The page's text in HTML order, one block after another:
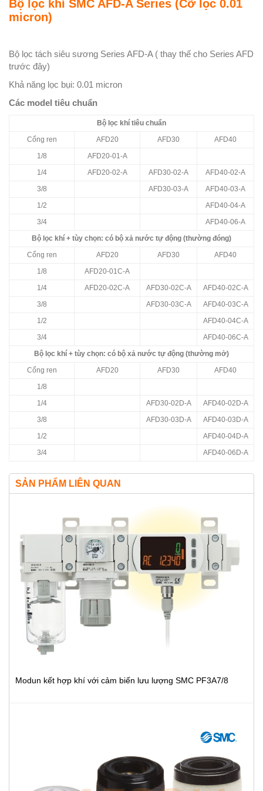
Bộ lọc khí SMC AFD-A Series (Cỡ lọc 0.01
micron)
Bộ lọc tách siêu sương Series AFD-A ( thay thế cho Series AFD
trước đây)
Khả năng lọc bụi: 0.01 micron
Các model tiêu chuẩn
Bộ lọc khí tiêu chuẩn
Cổng ren
AFD20 AFD30
AFD40
1/8
AFD20-01-A
1/4
AFD20-02-A AFD30-02-A
AFD40-02-A
3/8
AFD30-03-A
AFD40-03-A
1/2
AFD40-04-A
3/4
AFD40-06-A
Bộ lọc khí + tùy chọn: có bộ xả nước tự động (thường đóng)
Cổng ren
AFD20 AFD30
AFD40
1/8
AFD20-01C-A
1/4
AFD20-02C-A AFD30-02C-A
AFD40-02C-A
3/8
AFD30-03C-A
AFD40-03C-A
1/2
AFD40-04C-A
3/4
AFD40-06C-A
Bộ lọc khí + tùy chọn: có bộ xả nước tự động (thường mở)
Cổng ren
AFD20 AFD30
AFD40
1/8
1/4
AFD30-02D-A
AFD40-02D-A
3/8
AFD30-03D-A
AFD40-03D-A
1/2
AFD40-04D-A
3/4
AFD40-06D-A
SẢN PHẨM LIÊN QUAN
Modun kết hợp khí với cảm biến lưu lượng SMC PF3A7/8